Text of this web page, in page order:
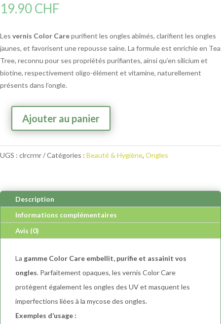
19.90CHF
Les vernis Color Carepurifient les ongles abîmés, clarifient les ongles
jaunes, et favorisent une repousse saine. La formule est enrichie en Tea
Tree, reconnu pour ses propriétés purifiantes, ainsi qu’en silicium et
biotine, respectivement oligo-élément et vitamine, naturellement
présents dans l’ongle.
quantité
Poderm
noir
Ajouter au panier
v
UGS : clrcrrnr Catégories : Beauté & Hygiène, Ongles
Description
Informations complémentaires
Avis (0)
La gamme Color Care embellit, purifie et assainit vos
ongles. Parfaitement opaques, les vernis Color Care
protègent également les ongles des UV et masquent les
imperfections liées à la mycose des ongles.
Exemples d’usage :